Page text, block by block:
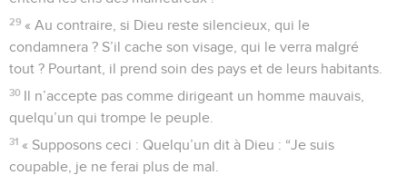
29 « Au contraire, si Dieu reste silencieux, qui le
condamnera ? S’il cache son visage, qui le verra malgré
tout ? Pourtant, il prend soin des pays et de leurs habitants.
30 Il n’accepte pas comme dirigeant un homme mauvais,
quelqu’un qui trompe le peuple.
31 « Supposons ceci : Quelqu’un dit à Dieu : “Je suis
coupable, je ne ferai plus de mal.